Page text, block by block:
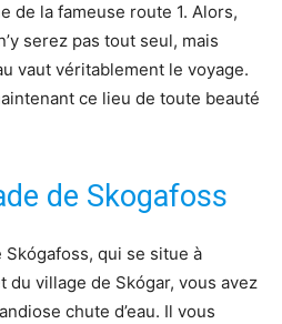
de la fameuse route 1. Alors,
serez pas tout seul, mais
vaut véritablement le voyage.
ce lieu de toute beauté
de Skogafoss
qui se situe à
du village de Skógar, vous avez
chute d’eau. Il vous